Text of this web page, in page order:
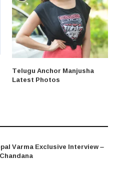
Telugu Anchor Manjusha
Latest Photos
Varma Exclusive Interview –